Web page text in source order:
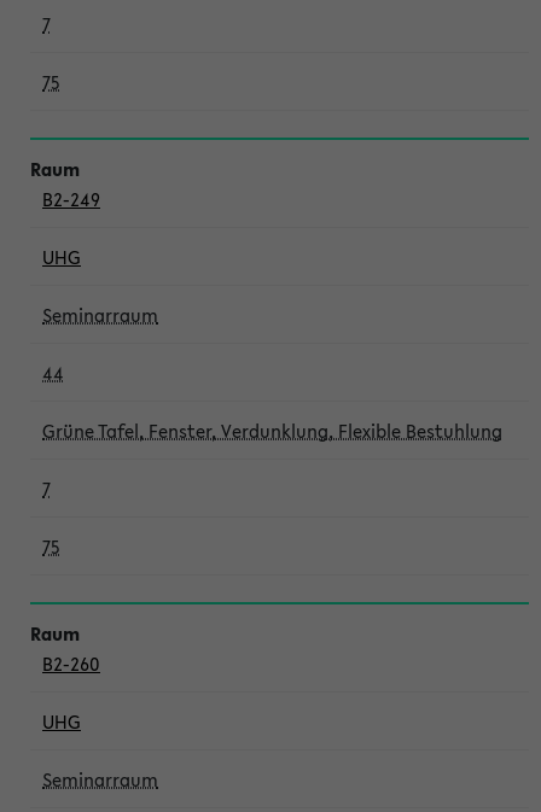
7
75
B2-249
UHG
Seminarraum
44
Grüne Tafel, Fenster, Verdunklung, Flexible Bestuhlung
7
75
B2-260
UHG
Seminarraum